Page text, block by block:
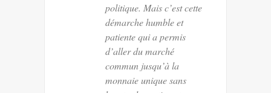
politique. Mais c’est cette
démarche humble et
patiente qui a permis
d’aller du marché
commun jusqu’à la
monnaie unique sans